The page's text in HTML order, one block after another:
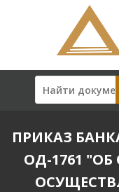
ПРИКАЗ
ОД-1761